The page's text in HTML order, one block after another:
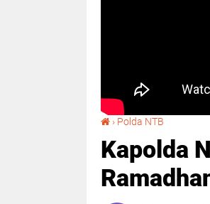
› Polda NTB
Kapolda